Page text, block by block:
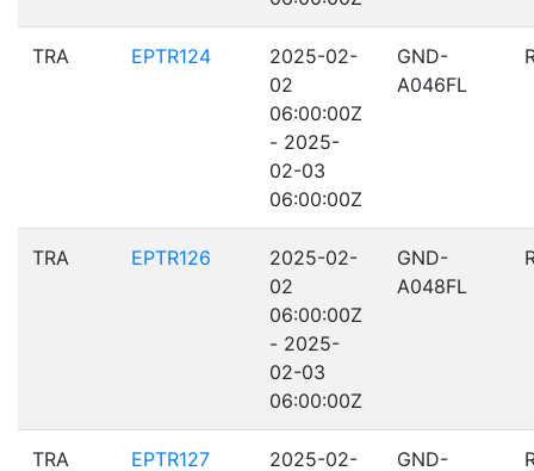
TRA EPTR124
2025-02-
02
06:00:00Z
- 2025-
02-03
06:00:00Z
GND-
A046FL
TRA EPTR126
2025-02-
02
06:00:00Z
- 2025-
02-03
06:00:00Z
GND-
A048FL
TRA EPTR127
2025-02-
GND-